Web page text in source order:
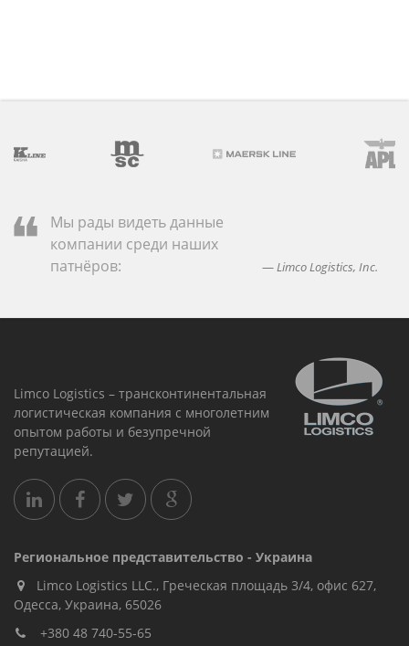
Мы рады видеть данные
компании среди наших
патнёров:
Limco Logistics, Inc.
Limco Logistics – трансконтинентальная
логистическая компания с многолетним
опытом работы и безупречной
репутацией.
Региональное представительство - Украина
Limco Logistics LLC., Греческая площадь 3/4, офис 627,
Oдесса, Украина, 65026
+380 48 740-55-65